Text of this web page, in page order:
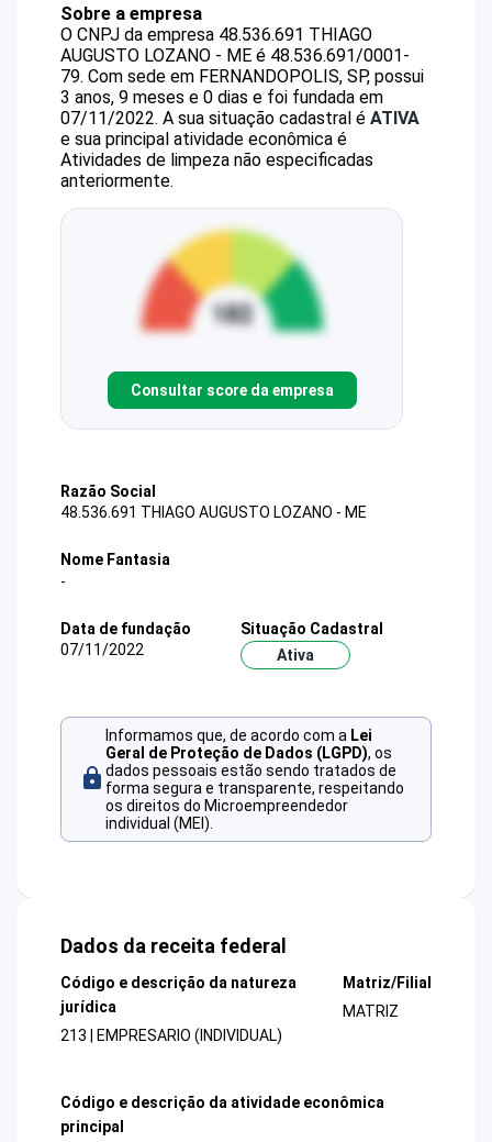
Sobre a empresa
O CNPJ da empresa 48.536.691 THIAGO
AUGUSTO LOZANO - ME é 48.536.691/0001-
79. Com sede em FERNANDOPOLIS, SP, possui
3 anos, 9 meses e 0 dias e foi fundada em
07/11/2022. A sua situação cadastral é ATIVA
e sua principal atividade econômica é
Atividades de limpeza não especificadas
anteriormente.
Consultar score da empresa
Razão Social
48.536.691 THIAGO AUGUSTO LOZANO - ME
Nome Fantasia
-
Data de fundação
07/11/2022
Situação Cadastral
Ativa
Informamos que, de acordo com a Lei
Geral de Proteção de Dados (LGPD), os
dados pessoais estão sendo tratados de
forma segura e transparente, respeitando
os direitos do Microempreendedor
individual (MEI).
Dados da receita federal
Código e descrição da natureza
jurídica
213 | EMPRESARIO (INDIVIDUAL)
Matriz/Filial
MATRIZ
Código e descrição da atividade econômica
principal